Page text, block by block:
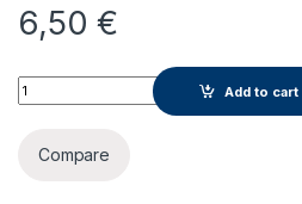
6,50€
Maska za Huawei honor 8x quantityAdd to cart
Compare